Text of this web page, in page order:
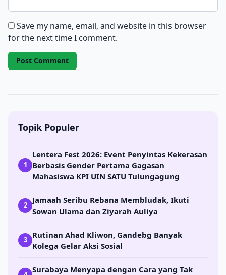
Save my name, email, and website in this browser
for the next time I comment.
Topik Populer
1
Lentera Fest 2026: Event Penyintas Kekerasan
Berbasis Gender Pertama Gagasan
Mahasiswa KPI UIN SATU Tulungagung
2
Jamaah Seribu Rebana Membludak, Ikuti
Sowan Ulama dan Ziyarah Auliya
3
Rutinan Ahad Kliwon, Gandebg Banyak
Kolega Gelar Aksi Sosial
Surabaya Menyapa dengan Cara yang Tak